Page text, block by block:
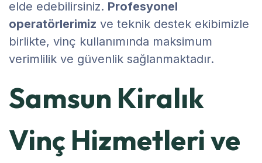
elde edebilirsiniz. Profesyonel
operatörlerimiz ve teknik destek ekibimizle
birlikte, vinç kullanımında maksimum
verimlilik ve güvenlik sağlanmaktadır.
Samsun Kiralık
Vinç Hizmetleri ve